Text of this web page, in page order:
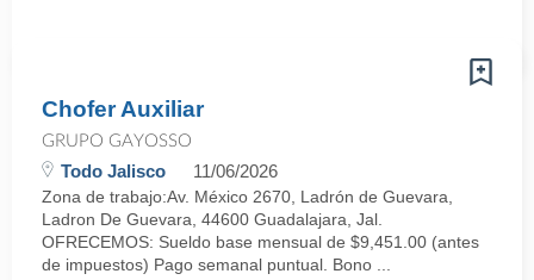
Chofer Auxiliar
GRUPO GAYOSSO
Todo Jalisco 11/06/2026
Zona de trabajo:Av. México 2670, Ladrón de Guevara,
Ladron De Guevara, 44600 Guadalajara, Jal.
OFRECEMOS: Sueldo base mensual de $9,451.00 (antes
de impuestos) Pago semanal puntual. Bono ...